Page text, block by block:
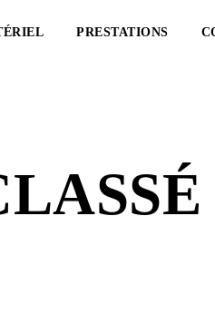
PRESTATIONS